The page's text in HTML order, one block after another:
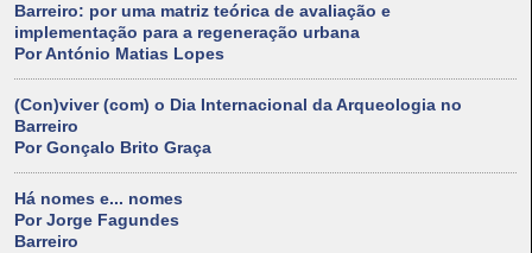
Barreiro: por uma matriz teórica de avaliação e
implementação para a regeneração urbana
Por António Matias Lopes
(Con)viver (com) o Dia Internacional da Arqueologia no
Barreiro
Por Gonçalo Brito Graça
Há nomes e... nomes
Por Jorge Fagundes
Barreiro